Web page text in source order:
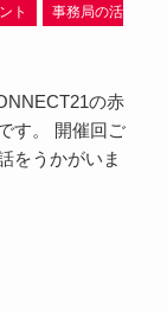
ト
事務局の活
の赤
す。 開催回ご
をうかがいま